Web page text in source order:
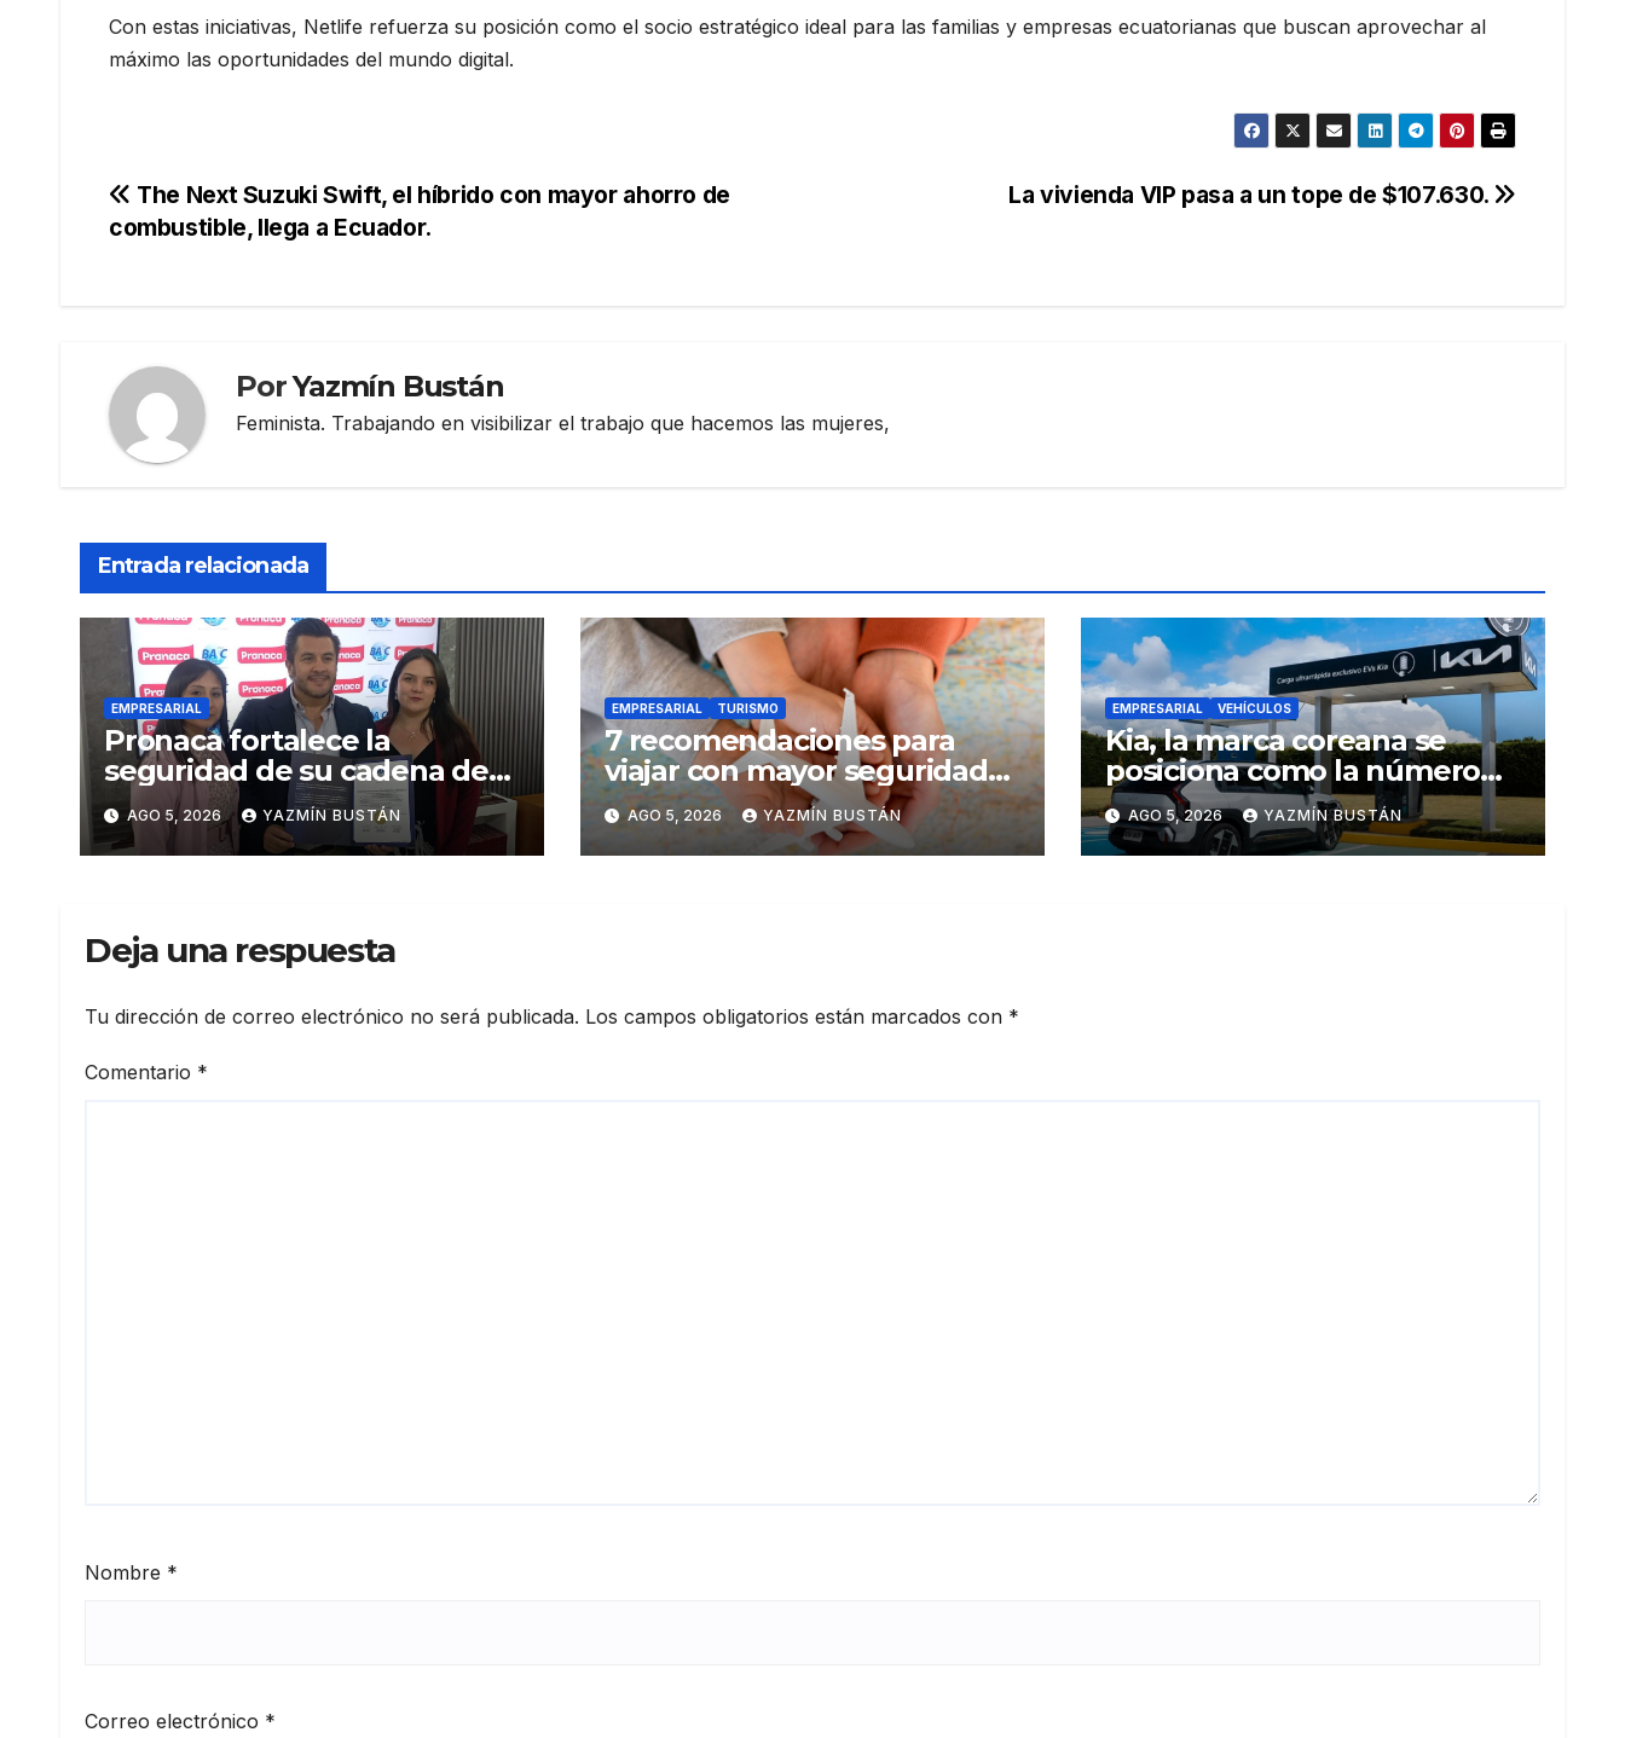
Con estas iniciativas, Netlife refuerza su posición como el socio estratégico ideal para las familias y empresas ecuatorianas que buscan aprovechar al
máximo las oportunidades del mundo digital.
Navegación
La vivienda VIP pasa a un tope de $107.630.
The Next Suzuki Swift, el híbrido con mayor ahorro de
combustible, llega a Ecuador.
PorYazmín Bustán
Feminista. Trabajando en visibilizar el trabajo que hacemos las mujeres,
Entrada relacionada
EMPRESARIAL
Pronaca fortalece la
seguridad de su cadena de
suministro con certificación
BASC en dos plantas
AGO 5, 2026 YAZMÍN BUSTÁN
EMPRESARIAL TURISMO
7 recomendaciones para
viajar con mayor seguridad
dentro y fuera del Ecuador
AGO 5, 2026 YAZMÍN BUSTÁN
EMPRESARIAL VEHÍCULOS
Kia, la marca coreana se
posiciona como la número
uno en ventas de vehículos
eléctricos en Ecuador
durante julio
AGO 5, 2026 YAZMÍN BUSTÁN
Deja una respuesta
Tu dirección de correo electrónico no será publicada. Los campos obligatorios están marcados con *
Comentario *
Nombre *
Correo electrónico *